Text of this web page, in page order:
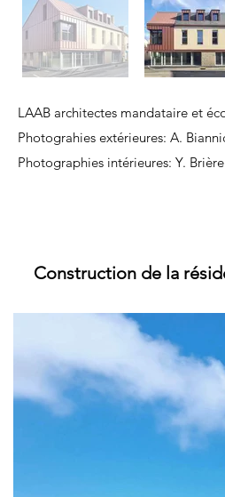
de
laLAAB architectes mandataire et
Photograhies extérieures: A.
Photographies intérieures: Y. Brière
Construction de la